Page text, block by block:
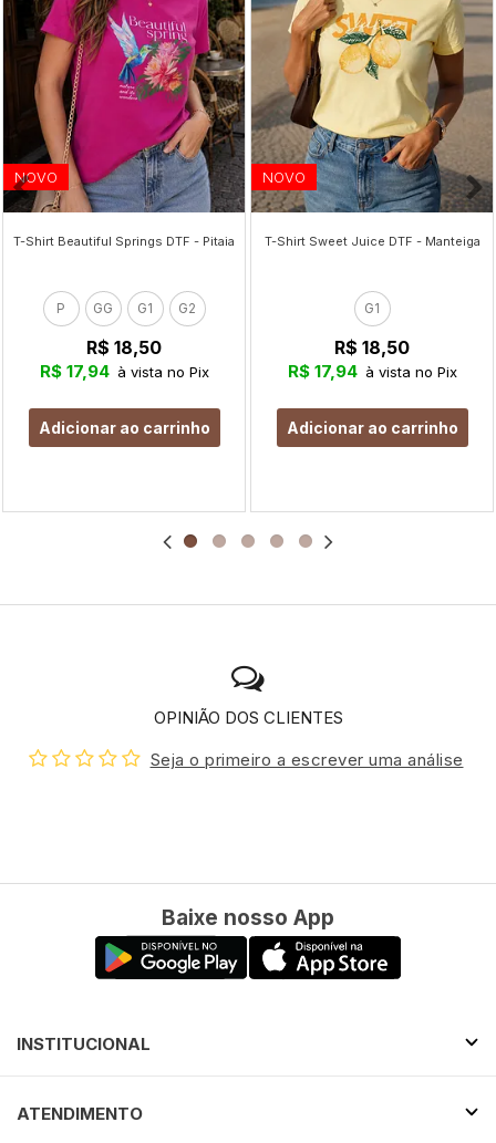
NOVO
T-Shirt Beautiful Springs DTF - Pitaia
P GG G1 G2
R$ 18,50
R$ 17,94 à vista no Pix
Adicionar ao carrinho
NOVO
T-Shirt Sweet Juice DTF - Manteiga
G1
R$ 18,50
R$ 17,94 à vista no Pix
Adicionar ao carrinho
OPINIÃO DOS CLIENTES
Seja o primeiro a escrever uma análise
Baixe nosso App
INSTITUCIONAL
ATENDIMENTO